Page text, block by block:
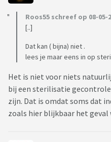
Roos55 schreef op 08-05-
[..]
Dat kan ( bijna) niet .
lees je maar eens in op
Het is niet voor niets
bij een sterilisatie
zijn. Dat is omdat soms dat
zoals hier blijkbaar het geval